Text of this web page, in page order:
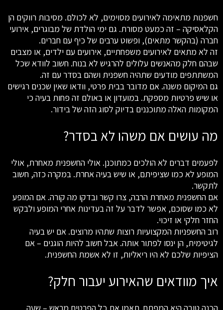
חשפנות מתאימה לאירועים מסוימים, לא לכולם. מסיבות רווקים הן
הקלאסיקה – זה כמעט מסורת. גם ימי הולדת של מבוגרים, אירועי
חברה (בהקשר מתאים), ופשוט ערבים של כיף עם חברים.
זה לא מתאים לאירועים משפחתיים, אירועים עם ילדים, או מצבים
שבהם חלק מהאנשים עלולים להרגיש לא בנוח. חשוב לוודא שכל
המשתתפים מודעים שתהיה חשפנית ושהם בסדר עם זה.
גם המיקום משנה. אם מדובר בבית פרטי, וודאו שאין שכנים רגישים
או שיש פרטיות מספקת. במועדון או באולם זה פחות בעיה כי
המקומות האלה מתוכננים בדיוק לסוג הזה של בידור.
מה עושים אם משהו לא בסדר?
לפעמים דברים לא הולכים כמתוכנן. אולי החשפנית מאחרת, אולי
המופע לא כמו שציפיתם, או שיש בעיה אחרת. במקרה כזה, חשוב
לתקשר.
אם החשפנית מאחרת הרבה, צרו קשר ובדקו מה קורה. אם המופע
לא כמו שסוכם, אפשר לדבר על זה בעדינות אחרי המופע ולבקש
החזר חלקי או זיכוי.
רוב החשפניות המקצועיות רוצות שתהיו מרוצים. אם יש בעיה
לגיטימית, הן ינסו לפתור אותה. אבל חשוב להיות הוגנים – אם
הציפיות שלכם לא היו ריאליות, זו לא אשמת החשפנית.
איך מוודאים שהאירוע יעבור חלק?